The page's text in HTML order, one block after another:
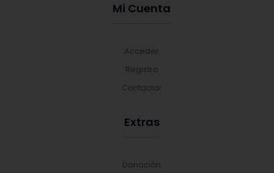
Mi Cuenta
Acceder
Registro
Contactar
Extras
Donación